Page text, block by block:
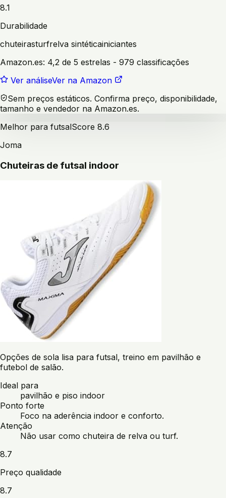
8.1
Durabilidade
chuteirasturfrelva sintéticainiciantes
Amazon.es: 4,2 de 5 estrelas - 979 classificações
Ver análiseVer na Amazon
Sem preços estáticos. Confirma preço, disponibilidade,
tamanho e vendedor na Amazon.es.
Melhor para futsalScore 8.6
Joma
Chuteiras de futsal indoor
Opções de sola lisa para futsal, treino em pavilhão e
futebol de salão.
Ideal para
pavilhão e piso indoor
Ponto forte
Foco na aderência indoor e conforto.
Atenção
Não usar como chuteira de relva ou turf.
8.7
Preço qualidade
8.7